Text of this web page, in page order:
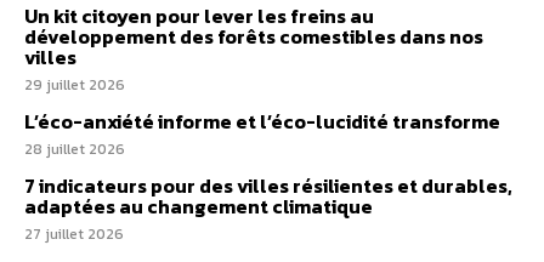
Un kit citoyen pour lever les freins au
développement des forêts comestibles dans nos
villes
29 juillet 2026
L’éco-anxiété informe et l’éco-lucidité transforme
28 juillet 2026
7 indicateurs pour des villes résilientes et durables,
adaptées au changement climatique
27 juillet 2026